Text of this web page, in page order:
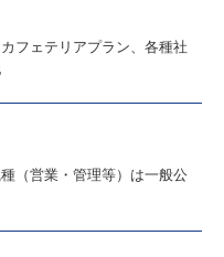
フェテリアプラン、各種社
（営業・管理等）は一般公